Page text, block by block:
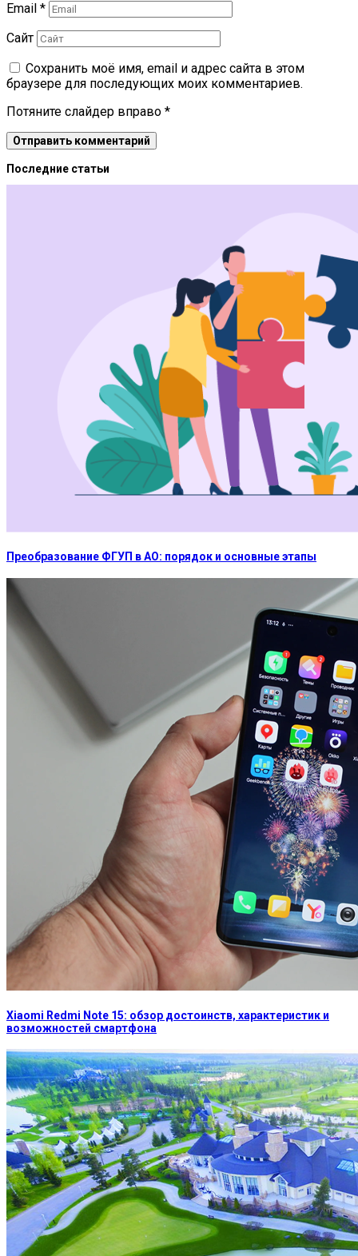
Email *
Сайт
Сохранить моё имя, email и адрес сайта в этом
браузере для последующих моих комментариев.
Потяните слайдер вправо *
Последние статьи
Преобразование ФГУП в АО: порядок и основные этапы
Xiaomi Redmi Note 15: обзор достоинств, характеристик и
возможностей смартфона